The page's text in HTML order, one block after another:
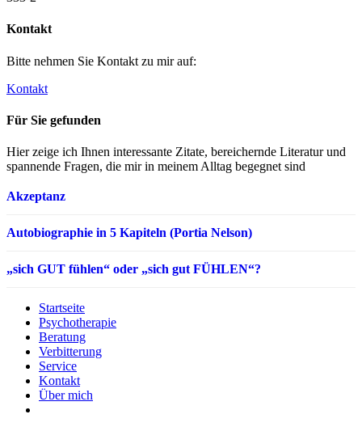
Kontakt
Bitte nehmen Sie Kontakt zu mir auf:
Kontakt
Für Sie gefunden
Hier zeige ich Ihnen interessante Zitate, bereichernde Literatur und
spannende Fragen, die mir in meinem Alltag begegnet sind
Akzeptanz
Autobiographie in 5 Kapiteln (Portia Nelson)
„sich GUT fühlen“ oder „sich gut FÜHLEN“?
Startseite
Psychotherapie
Beratung
Verbitterung
Service
Kontakt
Über mich